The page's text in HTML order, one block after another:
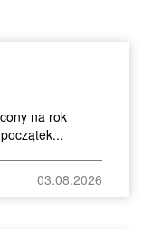
na rok
03.08.2026